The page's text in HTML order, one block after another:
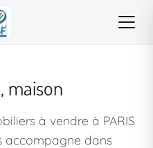
maison
à vendre à PARIS
accompagne dans